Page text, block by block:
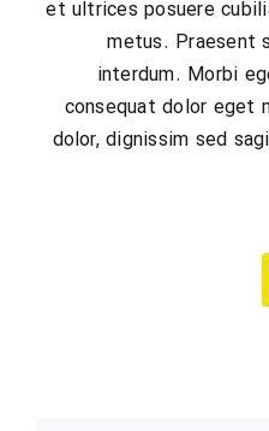
et ultrices posuere
metus. Praesent
interdum. Morbi
consequat dolor eget
dolor, dignissim sed